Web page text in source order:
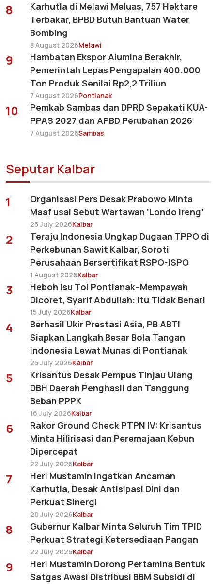
8
Karhutla di Melawi Meluas, 757 Hektare
Terbakar, BPBD Butuh Bantuan Water
Bombing
8 August 2026Melawi
9
Hambatan Ekspor Alumina Berakhir,
Pemerintah Lepas Pengapalan 400.000
Ton Produk Senilai Rp2,2 Triliun
7 August 2026Pontianak
10
Pemkab Sambas dan DPRD Sepakati KUA-
PPAS 2027 dan APBD Perubahan 2026
7 August 2026Sambas
Seputar Kalbar
1
Organisasi Pers Desak Prabowo Minta
Maaf usai Sebut Wartawan ‘Londo Ireng’
25 July 2026Kalbar
2
Teraju Indonesia Ungkap Dugaan TPPO di
Perkebunan Sawit Kalbar, Soroti
Perusahaan Bersertifikat RSPO-ISPO
1 August 2026Kalbar
3
Heboh Isu Tol Pontianak–Mempawah
Dicoret, Syarif Abdullah: Itu Tidak Benar!
15 July 2026Kalbar
4
Berhasil Ukir Prestasi Asia, PB ABTI
Siapkan Langkah Besar Bola Tangan
Indonesia Lewat Munas di Pontianak
25 July 2026Kalbar
5
Krisantus Desak Pempus Tinjau Ulang
DBH Daerah Penghasil dan Tanggung
Beban PPPK
16 July 2026Kalbar
6
Rakor Ground Check PTPN IV: Krisantus
Minta Hilirisasi dan Peremajaan Kebun
Dipercepat
22 July 2026Kalbar
7
Heri Mustamin Ingatkan Ancaman
Karhutla, Desak Antisipasi Dini dan
Perkuat Sinergi
20 July 2026Kalbar
8
Gubernur Kalbar Minta Seluruh Tim TPID
Perkuat Strategi Ketersediaan Pangan
22 July 2026Kalbar
9
Heri Mustamin Dorong Pertamina Bentuk
Satgas Awasi Distribusi BBM Subsidi di